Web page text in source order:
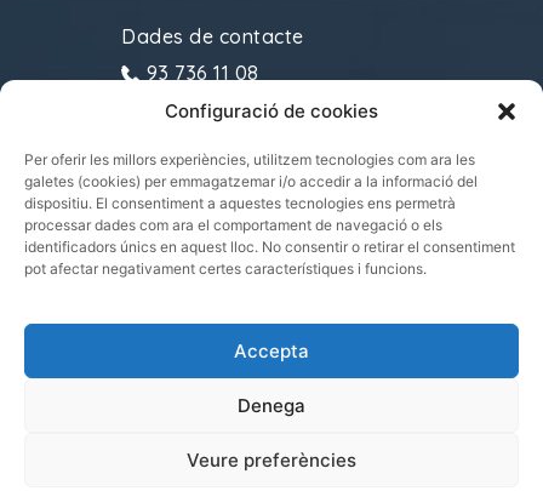
Configuració de cookies
Per oferir les millors experiències, utilitzem tecnologies com ara les
galetes (cookies) per emmagatzemar i/o accedir a la informació del
dispositiu. El consentiment a aquestes tecnologies ens permetrà
processar dades com ara el comportament de navegació o els
identificadors únics en aquest lloc. No consentir o retirar el consentiment
pot afectar negativament certes característiques i funcions.
Accepta
Denega
Veure preferències
Dades de contacte
93 736 11 08
gremitransports@cecot.org
C/ Sant Pau, 6. 08221
Terrassa
Gremi de Transports i Logística de Catalunya
2021.
Tots els drets reservats
POLÍTICA DE PRIVADESA|POLÍTICA DE COOKIES